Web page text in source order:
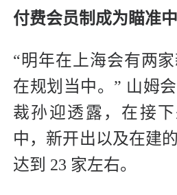
付费会员制成为瞄准
“明年在上海会有两
在规划当中。” 山姆
裁孙迎透露，在接
中，新开出以及在建
达到 23 家左右。